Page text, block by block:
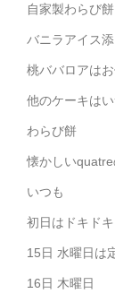
自家製わらび餅
バニラアイス
桃ババロアは
他のケーキは
わらび餅
懐かしい
いつも
初日はドキド
15日 水曜日は
16日 木曜日